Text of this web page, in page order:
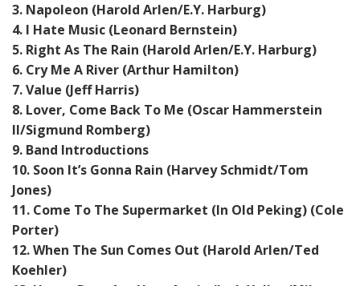
3. Napoleon (Harold Arlen/E.Y. Harburg)
4. I Hate Music (Leonard Bernstein)
5. Right As The Rain (Harold Arlen/E.Y. Harburg)
6. Cry Me A River (Arthur Hamilton)
7. Value (Jeff Harris)
8. Lover, Come Back To Me (Oscar Hammerstein
II/Sigmund Romberg)
9. Band Introductions
10. Soon It’s Gonna Rain (Harvey Schmidt/Tom
Jones)
11. Come To The Supermarket (In Old Peking) (Cole
Porter)
12. When The Sun Comes Out (Harold Arlen/Ted
Koehler)